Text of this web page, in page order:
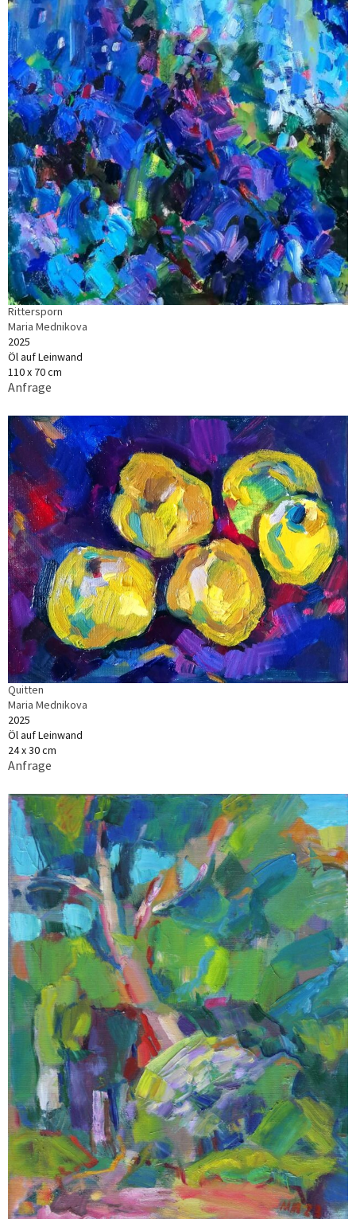
Rittersporn
Maria Mednikova
2025
Öl auf Leinwand
110 x 70 cm
Anfrage
Quitten
Maria Mednikova
2025
Öl auf Leinwand
24 x 30 cm
Anfrage